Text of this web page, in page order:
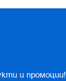
и промоции!